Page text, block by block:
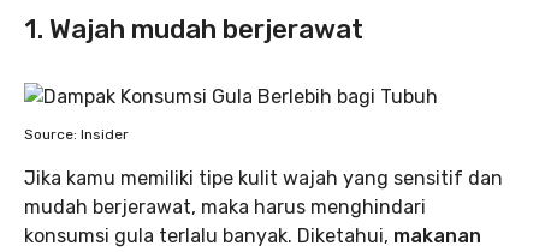
1. Wajah mudah berjerawat
Source: Insider
Jika kamu memiliki tipe kulit wajah yang sensitif dan
mudah berjerawat, maka harus menghindari
konsumsi gula terlalu banyak. Diketahui, makanan